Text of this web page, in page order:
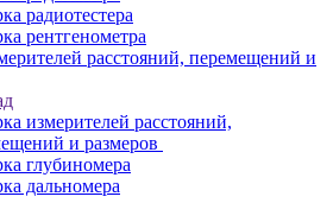
радиотестера
рентгенометра
расстояний, перемещений и
измерителей расстояний,
и размеров
глубиномера
дальномера